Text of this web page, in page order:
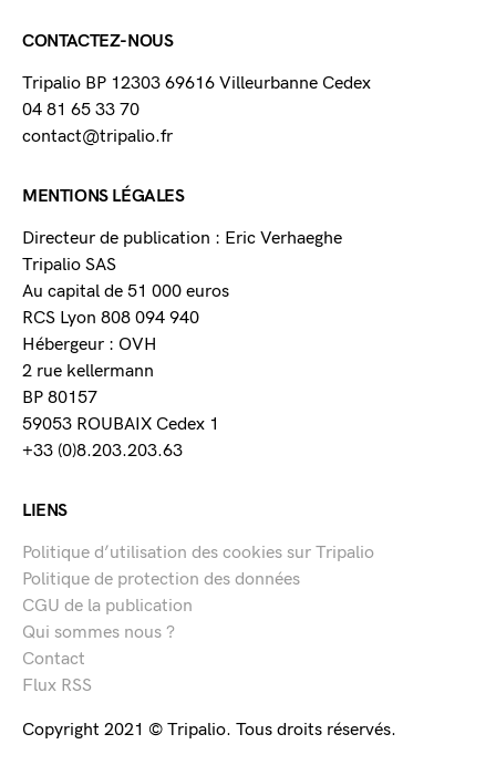
CONTACTEZ-NOUS
Tripalio BP 12303 69616 Villeurbanne Cedex
04 81 65 33 70
contact@tripalio.fr
MENTIONS LÉGALES
Directeur de publication : Eric Verhaeghe
Tripalio SAS
Au capital de 51 000 euros
RCS Lyon 808 094 940
Hébergeur : OVH
2 rue kellermann
BP 80157
59053 ROUBAIX Cedex 1
+33 (0)8.203.203.63
LIENS
Politique d’utilisation des cookies sur Tripalio
Politique de protection des données
CGU de la publication
Qui sommes nous ?
Contact
Flux RSS
Copyright 2021 © Tripalio. Tous droits réservés.